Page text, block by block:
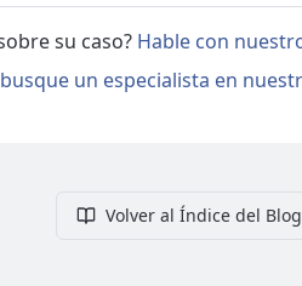
su caso? Hable con
busque un especialista en
Volver al Índice del Blog